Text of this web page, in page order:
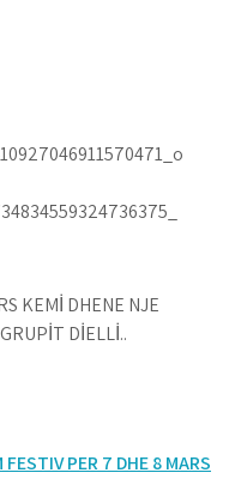
KEMİ DHENE NJE
DİELLİ..
FESTIV PER 7 DHE 8 MARS